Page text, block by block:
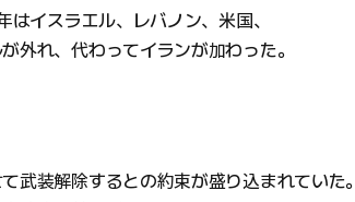
イスラエル、レバノン、米国、
外れ、代わってイランが加わった。
武装解除するとの約束が盛り込まれていた。